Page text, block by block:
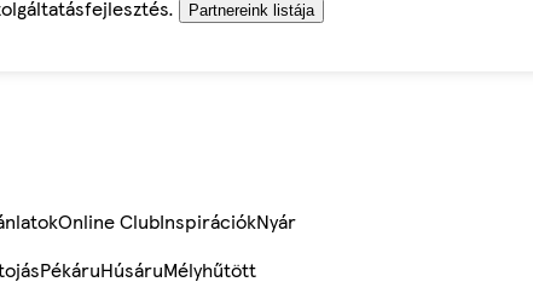
Partnereink listája
Online ClubInspirációkNyár
PékáruHúsáruMélyhűtött